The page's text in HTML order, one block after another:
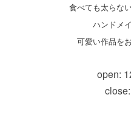
食べても太らな
ハンドメ
可愛い作品を
open: